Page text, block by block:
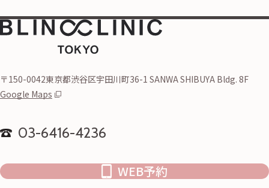
〒150-0042東京都渋谷区宇田川町36-1 SANWA SHIBUYA Bldg. 8F
Google Maps
03-6416-4236
WEB予約